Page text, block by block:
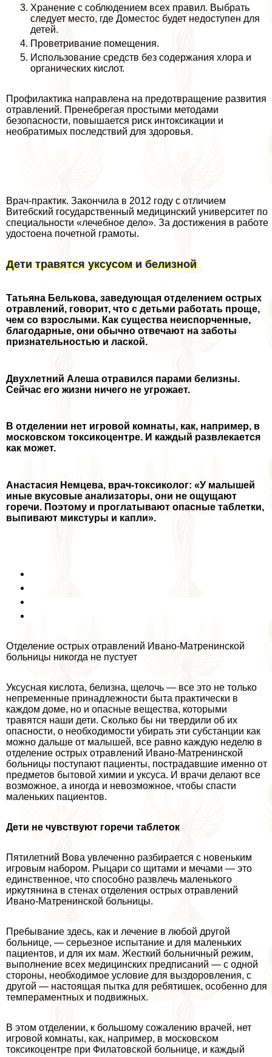
Хранение с соблюдением всех правил. Выбрать
следует место, где Доместос будет недоступен для
детей.
Проветривание помещения.
Использование средств без содержания хлора и
органических кислот.
Профилактика направлена на предотвращение развития
отравлений. Пренебрегая простыми методами
безопасности, повышается риск интоксикации и
необратимых последствий для здоровья.
Врач-пpaктик. Закончила в 2012 году с отличием
Витебский государственный медицинский университет по
специальности «лечебное дело». За достижения в работе
удостоена почетной грамоты.
Дети травятся уксусом и белизной
Татьяна Белькова, заведующая отделением острых
отравлений, говорит, что с детьми работать проще,
чем со взрослыми. Как существа неиспорченные,
благодарные, они обычно отвечают на заботы
признательностью и лаской.
Двухлетний Алеша отравился парами белизны.
Сейчас его жизни ничего не угрожает.
В отделении нет игровой комнаты, как, например, в
московском токсикоцентре. И каждый развлекается
как может.
Анастасия Немцева, врач-токсиколог: «У малышей
иные вкусовые анализаторы, они не ощущают
горечи. Поэтому и проглатывают опасные таблетки,
выпивают микстуры и капли».
Отделение острых отравлений Ивано-Матренинской
больницы никогда не пустует
Уксусная кислота, белизна, щелочь — все это не только
непременные принадлежности быта пpaктически в
каждом доме, но и опасные вещества, которыми
травятся наши дети. Сколько бы ни твердили об их
опасности, о необходимости убирать эти субстанции как
можно дальше от малышей, все равно каждую неделю в
отделение острых отравлений Ивано-Матренинской
больницы поступают пациенты, пострадавшие именно от
предметов бытовой химии и уксуса. И врачи делают все
возможное, а иногда и невозможное, чтобы спасти
маленьких пациентов.
Дети не чувствуют горечи таблеток
Пятилетний Вова увлеченно разбирается с новеньким
игровым набором. Рыцари со щитами и мечами — это
единственное, что способно развлечь маленького
иркутянина в стенах отделения острых отравлений
Ивано-Матренинской больницы.
Пребывание здесь, как и лечение в любой другой
больнице, — серьезное испытание и для маленьких
пациентов, и для их мам. Жесткий больничный режим,
выполнение всех медицинских предписаний — с одной
стороны, необходимое условие для выздоровления, с
другой — настоящая пытка для ребятишек, особенно для
темпераментных и подвижных.
В этом отделении, к большому сожалению врачей, нет
игровой комнаты, как, например, в московском
токсикоцентре при Филатовской больнице, и каждый